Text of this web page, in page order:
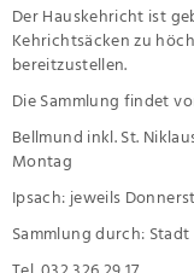
Der Hauskehricht ist
Kehrichtsäcken zu
bereitzustellen.
Die Sammlung findet
Bellmund inkl. St.
Montag
Ipsach: jeweils
Sammlung durch: